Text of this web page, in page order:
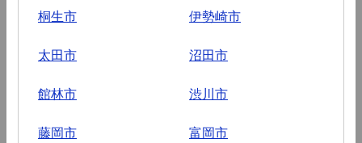
桐生市 伊勢崎市
太田市 沼田市
館林市 渋川市
藤岡市 富岡市